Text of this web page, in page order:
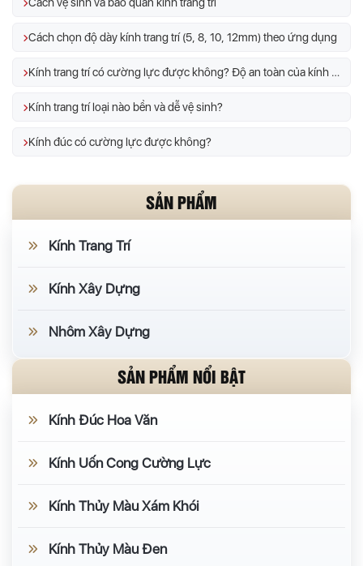
Cách vệ sinh và bảo quản kính trang trí
Cách chọn độ dày kính trang trí (5, 8, 10, 12mm) theo ứng dụng
Kính trang trí có cường lực được không? Độ an toàn của kính trang trí
Kính trang trí loại nào bền và dễ vệ sinh?
Kính đúc có cường lực được không?
SẢN PHẨM
Kính Trang Trí
Kính Xây Dựng
Nhôm Xây Dựng
SẢN PHẨM NỔI BẬT
Kính Đúc Hoa Văn
Kính Uốn Cong Cường Lực
Kính Thủy Màu Xám Khói
Kính Thủy Màu Đen